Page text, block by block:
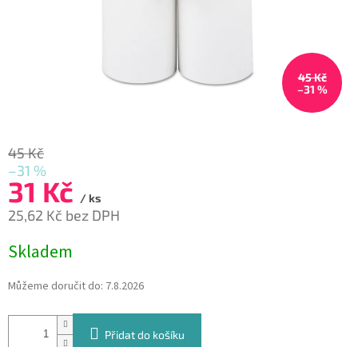
45 Kč
–31 %
45 Kč
–31 %
31 Kč / ks
25,62 Kč bez DPH
cena:
Skladem
Můžeme doručit do: 7.8.2026
Přidat do košíku